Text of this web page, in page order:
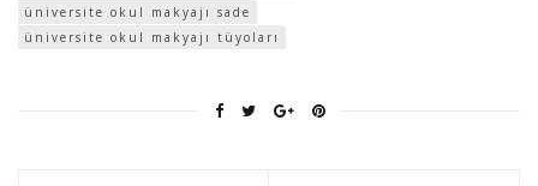
üniversite okul makyajı sade
üniversite okul makyajı tüyoları